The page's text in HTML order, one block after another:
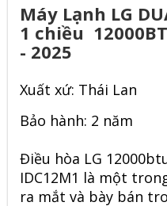
Máy Lạnh LG
1 chiều
- 2025
Xuất xứ: Thái Lan
Bảo hành: 2 năm
Điều hòa LG
IDC12M1 là một
ra mắt và bày bán